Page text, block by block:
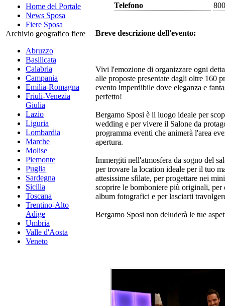
Home del Portale
News Sposa
Fiere Sposa
Archivio geografico fiere
Abruzzo
Basilicata
Calabria
Campania
Emilia-Romagna
Friuli-Venezia
Giulia
Lazio
Liguria
Lombardia
Marche
Molise
Piemonte
Puglia
Sardegna
Sicilia
Toscana
Trentino-Alto
Adige
Umbria
Valle d'Aosta
Veneto
Telefono
Breve descrizione dell'evento:
Vivi l'emozione di organizzare ogni
alle proposte presentate dagli oltre 160
evento imperdibile dove eleganza e
perfetto!
Bergamo Sposi è il luogo ideale per
wedding e per vivere il Salone da
programma eventi che animerà l'area
apertura.
Immergiti nell'atmosfera da sogno del
per trovare la location ideale per il tuo
attesissime sfilate, per progettare nei
scoprire le bomboniere più originali,
album fotografici e per lasciarti
Bergamo Sposi non deluderà le tue